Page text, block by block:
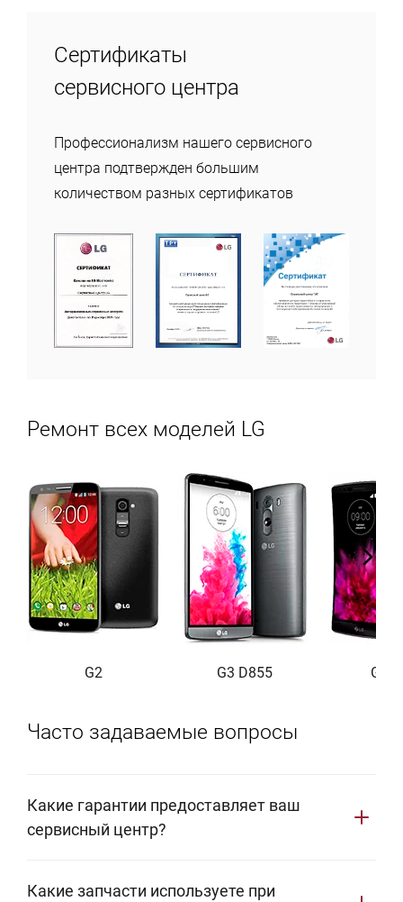
Сертификаты
сервисного центра
Профессионализм нашего сервисного
центра подтвержден большим
количеством разных сертификатов
Ремонт всех моделей LG
G2 G3 D855 G
Часто задаваемые вопросы
Какие гарантии предоставляет ваш
сервисный центр?
год. В этот период ваша бытовая техника LG будет
Какие запчасти используете при